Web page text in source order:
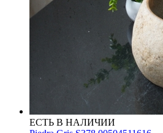
ЕСТЬ В НАЛИЧИИ